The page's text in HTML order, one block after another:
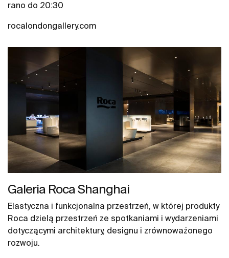
rano do 20:30
rocalondongallery.com
Galeria Roca Shanghai
Elastyczna i funkcjonalna przestrzeń, w której produkty
Roca dzielą przestrzeń ze spotkaniami i wydarzeniami
dotyczącymi architektury, designu i zrównoważonego
rozwoju.